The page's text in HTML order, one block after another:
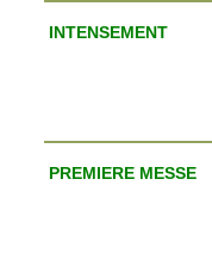
INTENSEMENT
PREMIERE MESSE